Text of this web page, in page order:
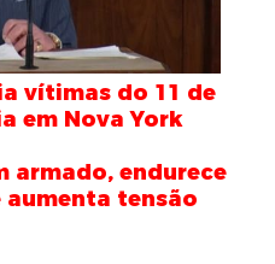
vítimas do 11 de
em Nova York
armado, endurece
tensão